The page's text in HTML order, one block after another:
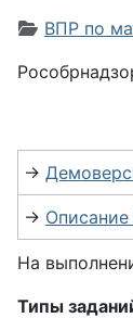
Информация
ВПР по
→
→
На
Типы